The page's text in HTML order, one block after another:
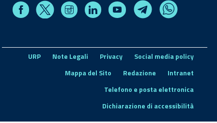
FacebookX InstagramLinkedin Youtube TelegramWhatsapp
URP Note Legali Privacy
Social media policy
Mappa del Sito
Redazione
Intranet
Telefono e posta elettronica
Dichiarazione di accessibilità